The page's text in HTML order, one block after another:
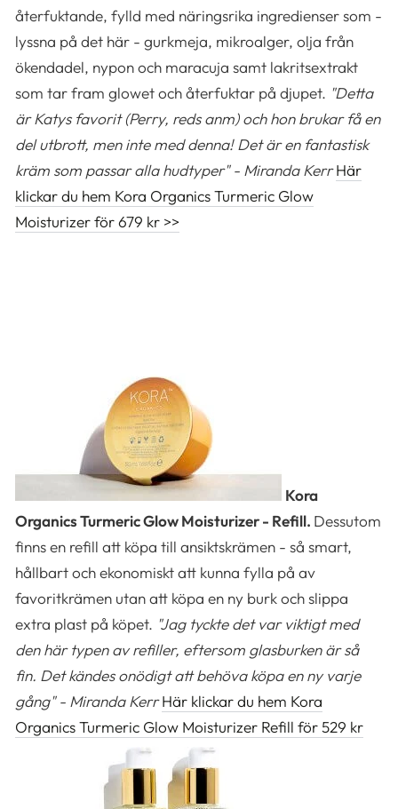
återfuktande, fylld med näringsrika ingredienser som -
lyssna på det här - gurkmeja, mikroalger, olja från
ökendadel, nypon och maracuja samt lakritsextrakt
som tar fram glowet och återfuktar på djupet. "Detta
är Katys favorit (Perry, reds anm) och hon brukar få en
del utbrott, men inte med denna! Det är en fantastisk
kräm som passar alla hudtyper" - Miranda Kerr Här
klickar du hem Kora Organics Turmeric Glow
Moisturizer för 679 kr >>
Kora
Organics Turmeric Glow Moisturizer - Refill. Dessutom
finns en refill att köpa till ansiktskrämen - så smart,
hållbart och ekonomiskt att kunna fylla på av
favoritkrämen utan att köpa en ny burk och slippa
extra plast på köpet. "Jag tyckte det var viktigt med
den här typen av refiller, eftersom glasburken är så
fin. Det kändes onödigt att behöva köpa en ny varje
gång" - Miranda Kerr Här klickar du hem Kora
Organics Turmeric Glow Moisturizer Refill för 529 kr